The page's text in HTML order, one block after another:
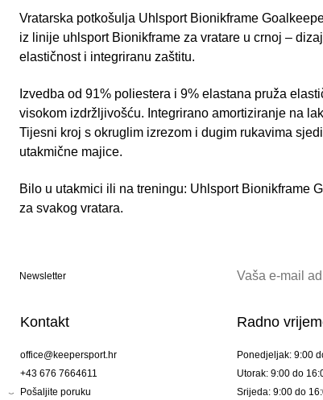
Vratarska potkošulja Uhlsport Bionikframe
iz linije uhlsport Bionikframe za vratare u crnoj –
elastičnost i integriranu zaštitu.
Izvedba od 91% poliestera i 9% elastana pruža
visokom izdržljivošću. Integrirano amortiziranje na
Tijesni kroj s okruglim izrezom i dugim rukavima
utakmične majice.
Bilo u utakmici ili na treningu: Uhlsport Bionikframe
za svakog vratara.
Newsletter
Kontakt
office@keepersport.hr
+43 676 7664611
Pošaljite poruku
Radno
Ponedjeljak: 9:00
Utorak: 9:00 do
Srijeda: 9:00 do